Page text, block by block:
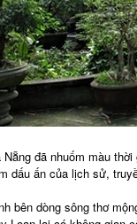
đã nhuốm màu
dấu ấn của lịch sử,
bên dòng sông thơ